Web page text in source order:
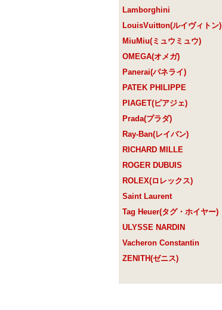
Lamborghini
LouisVuitton(ルイヴィトン)
MiuMiu(ミュウミュウ)
OMEGA(オメガ)
Panerai(パネライ)
PATEK PHILIPPE
PIAGET(ピアジェ)
Prada(プラダ)
Ray-Ban(レイバン)
RICHARD MILLE
ROGER DUBUIS
ROLEX(ロレックス)
Saint Laurent
Tag Heuer(タグ・ホイヤー)
ULYSSE NARDIN
Vacheron Constantin
ZENITH(ゼニス)